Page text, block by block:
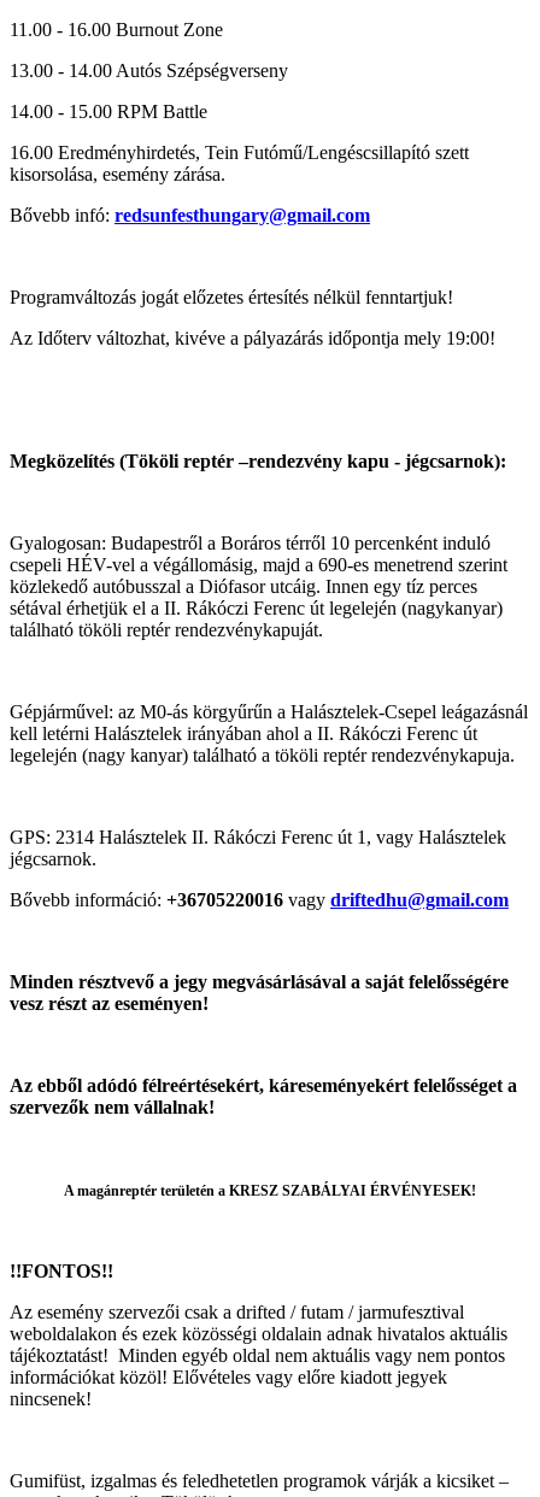
11.00 - 16.00 Burnout Zone
13.00 - 14.00 Autós Szépségverseny
14.00 - 15.00 RPM Battle
16.00 Eredményhirdetés, Tein Futómű/Lengéscsillapító szett
kisorsolása, esemény zárása.
Bővebb infó: redsunfesthungary@gmail.com
Programváltozás jogát előzetes értesítés nélkül fenntartjuk!
Az Időterv változhat, kivéve a pályazárás időpontja mely 19:00!
Megközelítés (Tököli reptér –rendezvény kapu - jégcsarnok):
Gyalogosan: Budapestről a Boráros térről 10 percenként induló
csepeli HÉV-vel a végállomásig, majd a 690-es menetrend szerint
közlekedő autóbusszal a Diófasor utcáig. Innen egy tíz perces
sétával érhetjük el a II. Rákóczi Ferenc út legelején (nagykanyar)
található tököli reptér rendezvénykapuját.
Gépjárművel: az M0-ás körgyűrűn a Halásztelek-Csepel leágazásnál
kell letérni Halásztelek irányában ahol a II. Rákóczi Ferenc út
legelején (nagy kanyar) található a tököli reptér rendezvénykapuja.
GPS: 2314 Halásztelek II. Rákóczi Ferenc út 1, vagy Halásztelek
jégcsarnok.
Bővebb információ: +36705220016 vagy driftedhu@gmail.com
Minden résztvevő a jegy megvásárlásával a saját felelősségére
vesz részt az eseményen!
Az ebből adódó félreértésekért, káreseményekért felelősséget a
szervezők nem vállalnak!
A magánreptér területén a KRESZ SZABÁLYAI ÉRVÉNYESEK!
!!FONTOS!!
Az esemény szervezői csak a drifted / futam / jarmufesztival
weboldalakon és ezek közösségi oldalain adnak hivatalos aktuális
tájékoztatást! Minden egyéb oldal nem aktuális vagy nem pontos
információkat közöl! Elővételes vagy előre kiadott jegyek
nincsenek!
Gumifüst, izgalmas és feledhetetlen programok várják a kicsiket –